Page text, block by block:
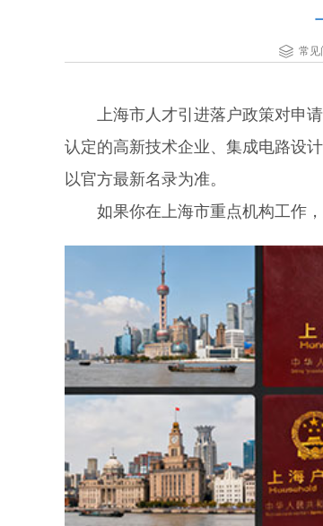
常见
上海市人才引进落户政策对申请
认定的高新技术企业、集成电路设
以官方最新名录为准。
如果你在上海市重点机构工作，